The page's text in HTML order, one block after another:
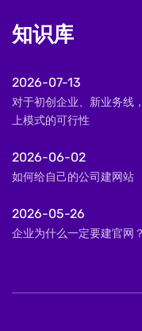
知识库
2026-07-13
对于初创企业、新业务线
上模式的可行性
2026-06-02
如何给自己的公司建网站
2026-05-26
企业为什么一定要建官网？